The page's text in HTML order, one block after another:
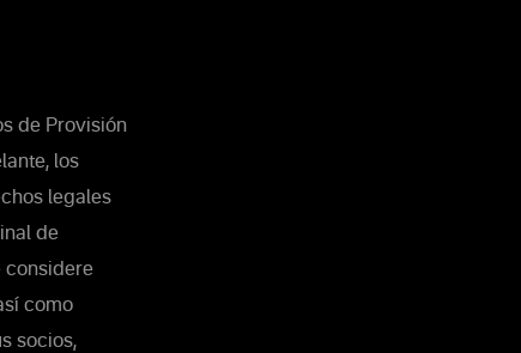
de Provisión
los
legales
de
considere
como
socios,